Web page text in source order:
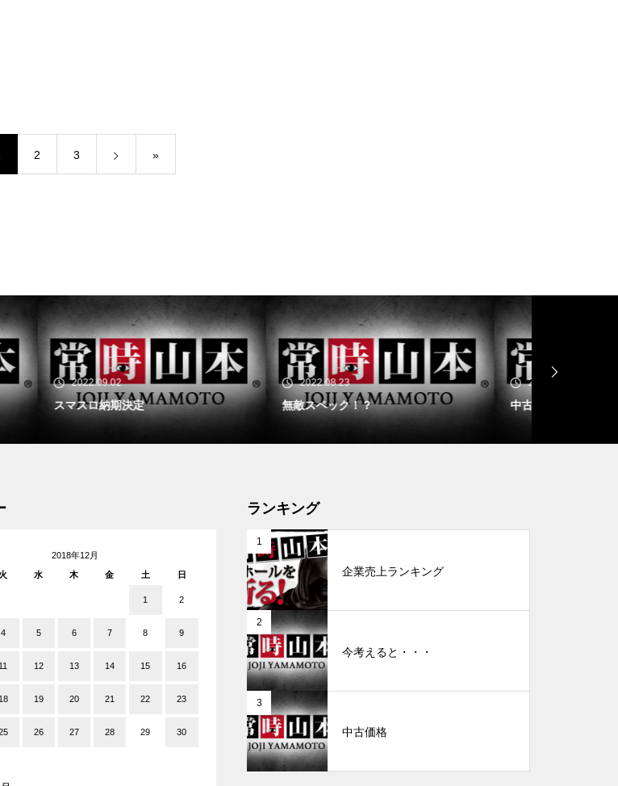
工事中 工事中
グランドクローズ グランドクローズ
グランドクローズ
2 3 »
2022.08.23
無敵スペック！？
2022.07.03
中古価格
2018年12月
火 水 木 金 土 日
1 2
4 5 6 7 8 9
11 12 13 14 15 16
18 19 20 21 22 23
26 27 28 29 30
ランキング
1
企業売上ランキング
2
今考えると・・・
3
中古価格